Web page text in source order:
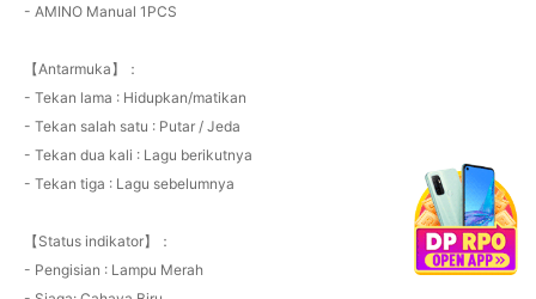
- AMINO Manual 1PCS
【Antarmuka】：
- Tekan lama : Hidupkan/matikan
- Tekan salah satu : Putar / Jeda
- Tekan dua kali : Lagu berikutnya
- Tekan tiga : Lagu sebelumnya
【Status indikator】：
- Pengisian : Lampu Merah